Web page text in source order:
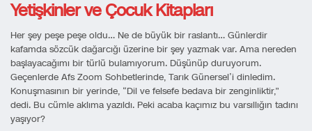
Yetişkinler ve Çocuk Kitapları
Her şey peşe peşe oldu… Ne de büyük bir raslantı… Günlerdir
kafamda sözcük dağarcığı üzerine bir şey yazmak var. Ama nereden
başlayacağımı bir türlü bulamıyorum. Düşünüp duruyorum.
Geçenlerde Afs Zoom Sohbetlerinde, Tarık Günersel’i dinledim.
Konuşmasının bir yerinde, “Dil ve felsefe bedava bir zenginliktir,”
dedi. Bu cümle aklıma yazıldı. Peki acaba kaçımız bu varsıllığın tadını
yaşıyor?